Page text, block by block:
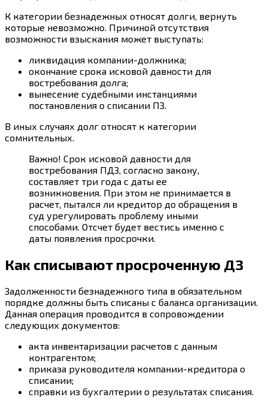
К категории безнадежных относят долги, вернуть
которые невозможно. Причиной отсутствия
возможности взыскания может выступать:
ликвидация компании-должника;
окончание срока исковой давности для
востребования долга;
вынесение судебными инстанциями
постановления о списании ПЗ.
В иных случаях долг относят к категории
сомнительных.
Важно! Срок исковой давности для
востребования ПДЗ, согласно закону,
составляет три года с даты ее
возникновения. При этом не принимается в
расчет, пытался ли кредитор до обращения в
суд урегулировать проблему иными
способами. Отсчет будет вестись именно с
даты появления просрочки.
Как списывают просроченную ДЗ
Задолженности безнадежного типа в обязательном
порядке должны быть списаны с баланса организации.
Данная операция проводится в сопровождении
следующих документов:
акта инвентаризации расчетов с данным
контрагентом;
приказа руководителя компании-кредитора о
списании;
справки из бухгалтерии о результатах списания.